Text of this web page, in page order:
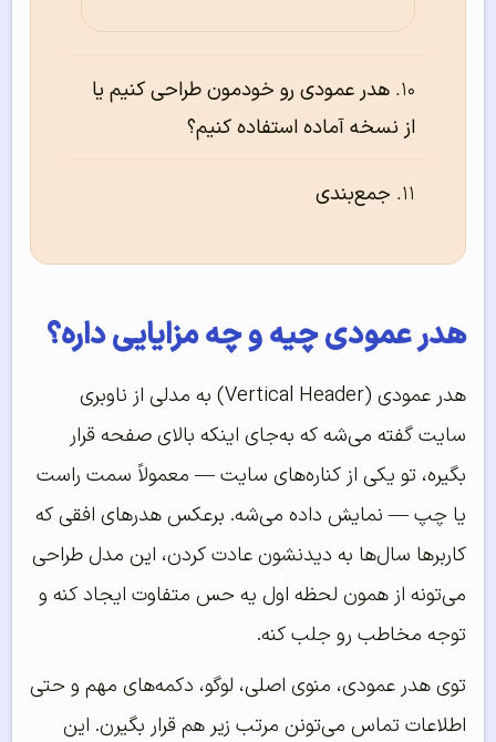
هدر عمودی رو خودمون طراحی کنیم یا
از نسخه آماده استفاده کنیم؟
جمع‌بندی
هدر عمودی چیه و چه مزایایی داره؟
هدر عمودی (Vertical Header) به مدلی از ناوبری
سایت گفته می‌شه که به‌جای اینکه بالای صفحه قرار
بگیره، تو یکی از کناره‌های سایت — معمولاً سمت راست
یا چپ — نمایش داده می‌شه. برعکس هدرهای افقی که
کاربرها سال‌ها به دیدنشون عادت کردن، این مدل طراحی
می‌تونه از همون لحظه اول یه حس متفاوت ایجاد کنه و
توجه مخاطب رو جلب کنه.
توی هدر عمودی، منوی اصلی، لوگو، دکمه‌های مهم و حتی
اطلاعات تماس می‌تونن مرتب زیر هم قرار بگیرن. این